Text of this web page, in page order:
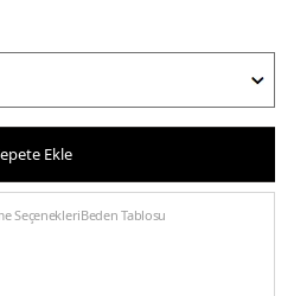
Ekle
SeçenekleriBeden Tablosu